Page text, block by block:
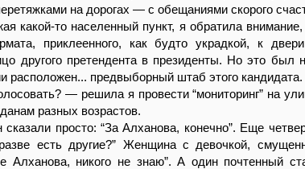
на дорогах — с обещаниями скорого
какой-то населенный пункт, я обратила
приклеенного, как будто украдкой, к
другого претендента в президенты. Но это был
расположен... предвыборный штаб этого кандидата.
— решила я провести “мониторинг” на
разных возрастов.
просто: “За Алханова, конечно”. Еще
есть другие?” Женщина с девочкой,
Алханова, никого не знаю”. А один почтенный